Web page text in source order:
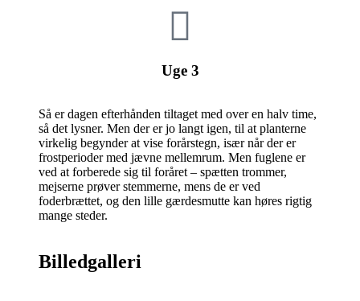
Uge 3
Så er dagen efterhånden tiltaget med over en halv time,
så det lysner. Men der er jo langt igen, til at planterne
virkelig begynder at vise forårstegn, især når der er
frostperioder med jævne mellemrum. Men fuglene er
ved at forberede sig til foråret – spætten trommer,
mejserne prøver stemmerne, mens de er ved
foderbrættet, og den lille gærdesmutte kan høres rigtig
mange steder.
Billedgalleri